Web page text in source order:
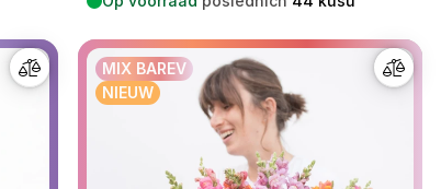
MIX BAREV
NIEUW